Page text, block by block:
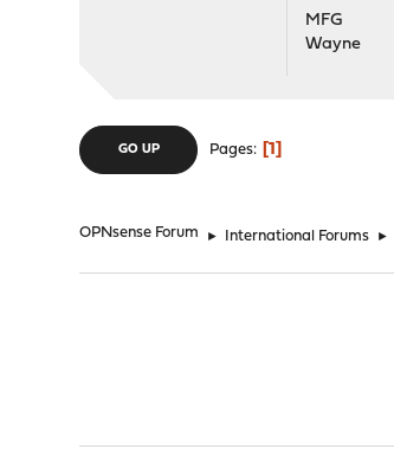
MFG
Wayne
GO UP Pages 1
OPNsense Forum ► International Forums ►